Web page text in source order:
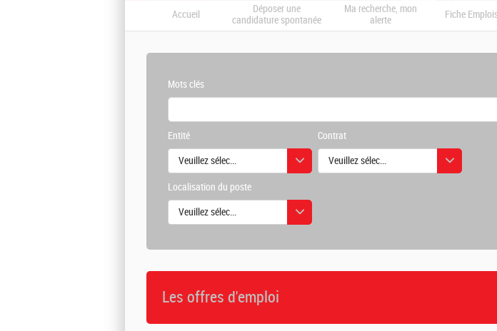
Accueil
Déposer une
candidature spontanée
Ma recherche, mon
alerte
Fiche
Mots clés
Entité
Veuillez sélectionner une ou des valeurs
Contrat
Veuillez sélectionner une ou des valeurs
Localisation du poste
Veuillez sélectionner une ou des valeurs
Les offres d'emploi